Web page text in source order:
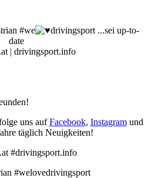
#we
drivingsport ...sei up-to-
date
| drivingsport.info
uns aufFacebook, Instagramund
täglich Neuigkeiten!
#drivingsport.info
#welovedrivingsport